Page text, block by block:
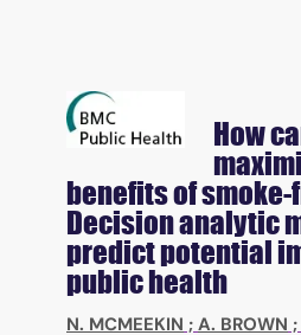
How
benefits of
Decision analytic
predict potential
public health
N. MCMEEKIN ; A. BROWN ;